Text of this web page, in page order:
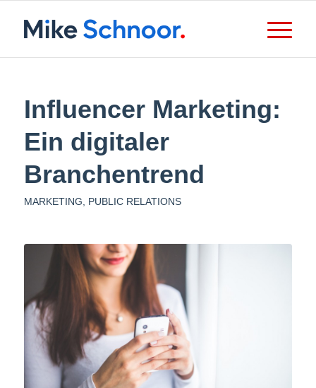
Influencer Marketing:
Ein digitaler
Branchentrend
MARKETING PUBLIC RELATIONS